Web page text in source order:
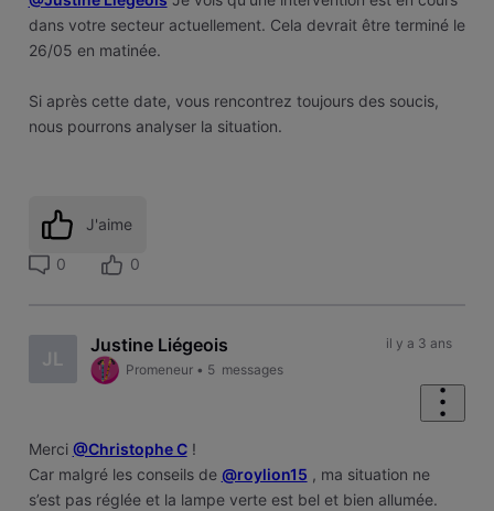
dans votre secteur actuellement. Cela devrait être terminé le
26/05 en matinée.
Si après cette date, vous rencontrez toujours des soucis,
nous pourrons analyser la situation.
J'aime
0 0
JL
Justine Liégeois
Promeneur • 5 messages
il y a 3 ans
Merci @Christophe C!
Car malgré les conseils de @roylion15 , ma situation ne
s’est pas réglée et la lampe verte est bel et bien allumée.